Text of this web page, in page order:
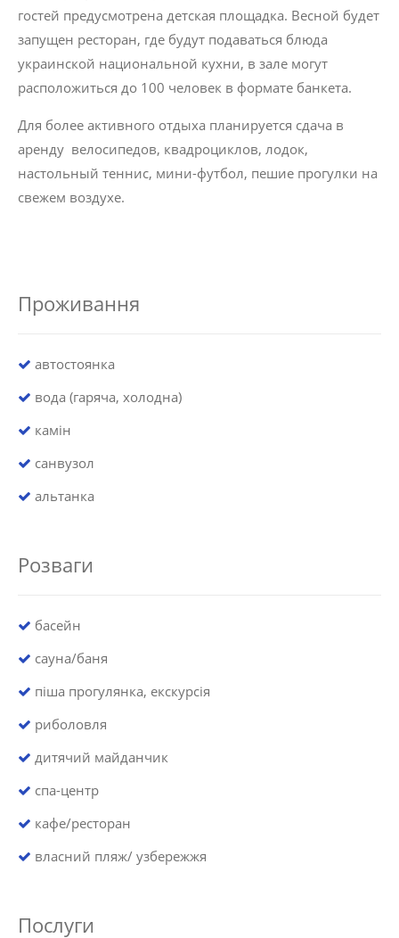
гостей предусмотрена детская площадка. Весной будет
запущен ресторан, где будут подаваться блюда
украинской национальной кухни, в зале могут
расположиться до 100 человек в формате банкета.
Для более активного отдыха планируется сдача в
аренду велосипедов, квадроциклов, лодок,
настольный теннис, мини-футбол, пешие прогулки на
свежем воздухе.
Проживання
автостоянка
вода (гаряча, холодна)
камін
санвузол
альтанка
Розваги
басейн
сауна/баня
піша прогулянка, екскурсія
риболовля
дитячий майданчик
спа-центр
кафе/ресторан
власний пляж/ узбережжя
Послуги